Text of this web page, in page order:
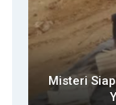
Misteri